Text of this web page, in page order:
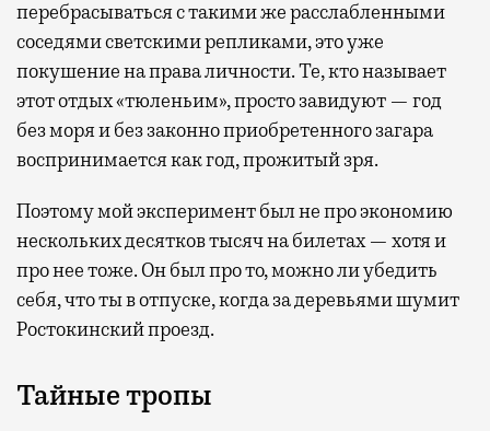
перебрасываться с такими же расслабленными
соседями светскими репликами, это уже
покушение на права личности. Те, кто называет
этот отдых «тюленьим», просто завидуют — год
без моря и без законно приобретенного загара
воспринимается как год, прожитый зря.
Поэтому мой эксперимент был не про экономию
нескольких десятков тысяч на билетах — хотя и
про нее тоже. Он был про то, можно ли убедить
себя, что ты в отпуске, когда за деревьями шумит
Ростокинский проезд.
Тайные тропы